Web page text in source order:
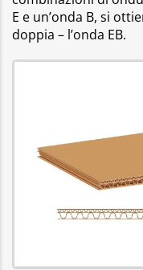
E e un’onda B, si
doppia – l’onda EB.